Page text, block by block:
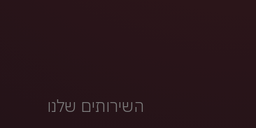
השירותים שלנו